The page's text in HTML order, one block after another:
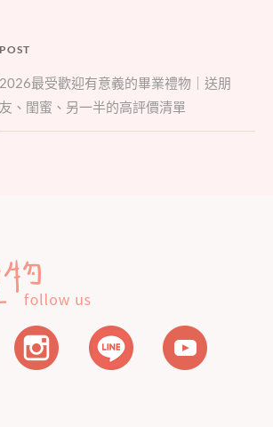
POST
2026最受歡迎有意義的畢業禮物｜送朋
友、閨蜜、另一半的高評價清單